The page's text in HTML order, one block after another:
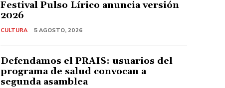
Festival Pulso Lírico anuncia versión
2026
CULTURA 5 AGOSTO, 2026
Defendamos el PRAIS: usuarios del
programa de salud convocan a
segunda asamblea